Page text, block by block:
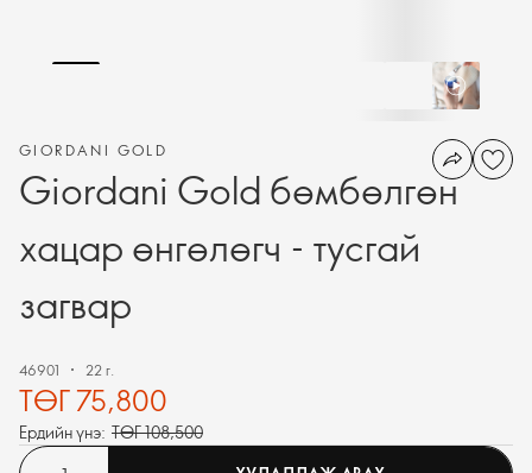
GIORDANI GOLD
Giordani Gold бөмбөлгөн
хацар өнгөлөгч - тусгай
загвар
46901 22 г.
ТӨГ 75,800
Ердийн үнэ: ТӨГ 108,500